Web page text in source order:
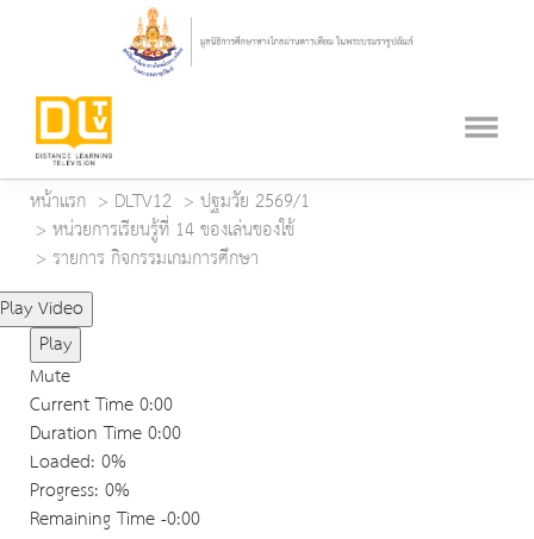
หน้าแรก DLTV12
ปฐมวัย 2569/1
หน่วยการเรียนรู้ที่ 14 ของเล่นของใช้
รายการ กิจกรรมเกมการศึกษา
Play Video
Play
Mute
Current Time0:00
Duration Time0:00
Loaded: 0%
Progress: 0%
Remaining Time-0:00